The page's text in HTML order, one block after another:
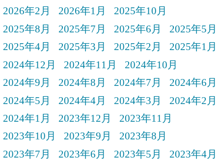
2026年2月
2026年1月
2025年10月
2025年8月
2025年7月 2025年6月
2025年5月
2025年4月
2025年3月 2025年2月
2025年1月
2024年12月
2024年11月
2024年10月
2024年9月
2024年8月 2024年7月
2024年6月
2024年5月
2024年4月 2024年3月
2024年2月
2024年1月
2023年12月
2023年11月
2023年10月
2023年9月
2023年8月
2023年7月
2023年6月 2023年5月
2023年4月